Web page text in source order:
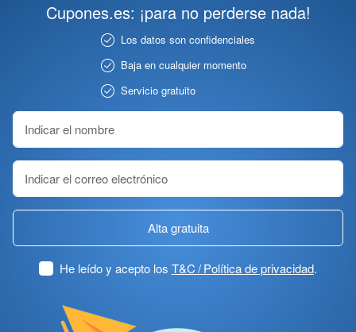
Cupones.es: ¡para no perderse nada!
Los datos son confidenciales
Baja en cualquier momento
Servicio gratuito
Alta gratuita
He leído y acepto los T&C / Política de privacidad.